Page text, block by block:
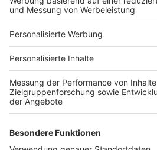
Für Unternehmen
Ihre Baufirma auf bauen.de
Kostenloses Infogespräch